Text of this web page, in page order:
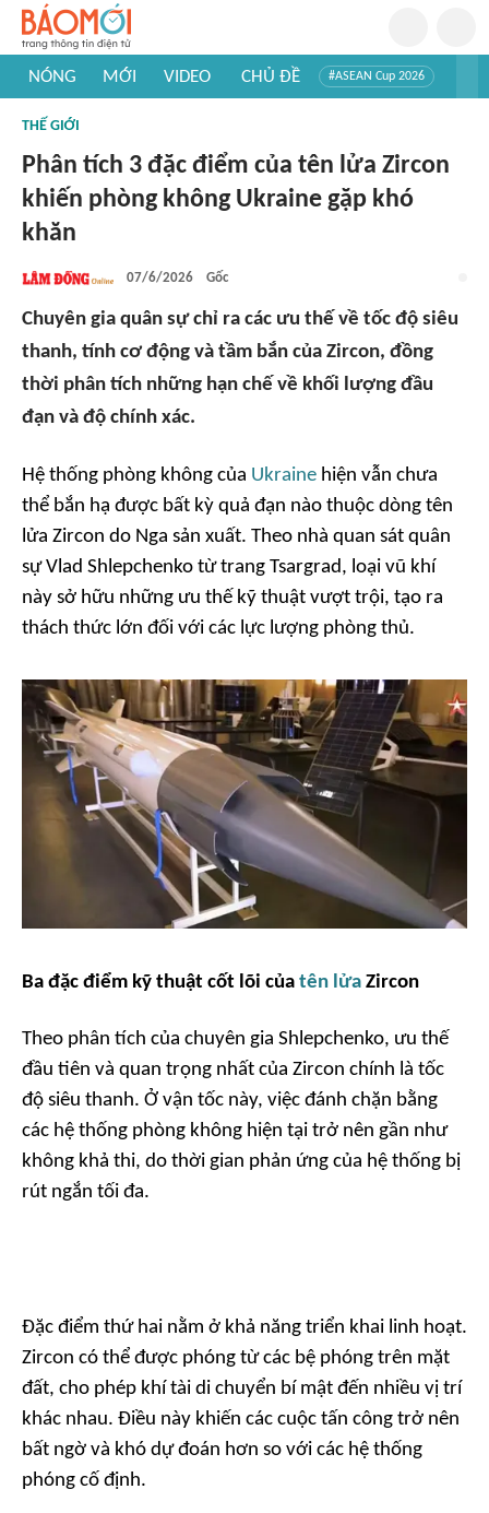
NÓNG MỚI VIDEO CHỦ ĐỀ #ASEAN Cup 2026
#Khám phá thế giới
THẾ GIỚI
Phân tích 3 đặc điểm của tên lửa Zircon
khiến phòng không Ukraine gặp khó
khăn
07/6/2026 Gốc
Chuyên gia quân sự chỉ ra các ưu thế về tốc độ siêu
thanh, tính cơ động và tầm bắn của Zircon, đồng
thời phân tích những hạn chế về khối lượng đầu
đạn và độ chính xác.
Hệ thống phòng không của Ukraine hiện vẫn chưa
thể bắn hạ được bất kỳ quả đạn nào thuộc dòng tên
lửa Zircon do Nga sản xuất. Theo nhà quan sát quân
sự Vlad Shlepchenko từ trang Tsargrad, loại vũ khí
này sở hữu những ưu thế kỹ thuật vượt trội, tạo ra
thách thức lớn đối với các lực lượng phòng thủ.
Ba đặc điểm kỹ thuật cốt lõi của tên lửa Zircon
Theo phân tích của chuyên gia Shlepchenko, ưu thế
đầu tiên và quan trọng nhất của Zircon chính là tốc
độ siêu thanh. Ở vận tốc này, việc đánh chặn bằng
các hệ thống phòng không hiện tại trở nên gần như
không khả thi, do thời gian phản ứng của hệ thống bị
rút ngắn tối đa.
Đặc điểm thứ hai nằm ở khả năng triển khai linh hoạt.
Zircon có thể được phóng từ các bệ phóng trên mặt
đất, cho phép khí tài di chuyển bí mật đến nhiều vị trí
khác nhau. Điều này khiến các cuộc tấn công trở nên
bất ngờ và khó dự đoán hơn so với các hệ thống
phóng cố định.